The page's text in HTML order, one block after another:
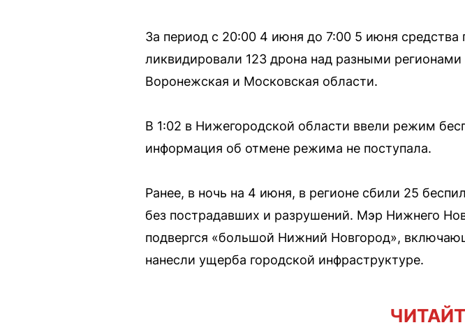
За период с 20:00 4 июня до 7:00 5 июня
ликвидировали 123 дрона над разными
Воронежская и Московская области.
В 1:02 в Нижегородской области ввели режим
информация об отмене режима не поступала.
Ранее, в ночь на 4 июня, в регионе сбили 25
без пострадавших и разрушений. Мэр Нижнего
подвергся «большой Нижний Новгород»,
нанесли ущерба городской инфраструктуре.